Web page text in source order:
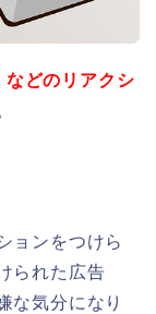
などのリアクシ
ョンをつけら
られた広告
な気分になり